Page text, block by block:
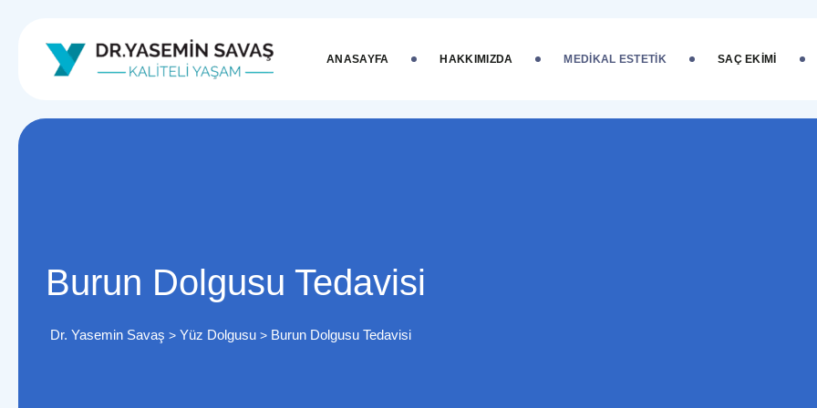
ANASAYFA HAKKIMIZDA MEDIKAL ESTETIK SAÇ EKIMI
Burun Dolgusu Tedavisi
Dr. Yasemin Savaş > Yüz Dolgusu > Burun Dolgusu Tedavisi